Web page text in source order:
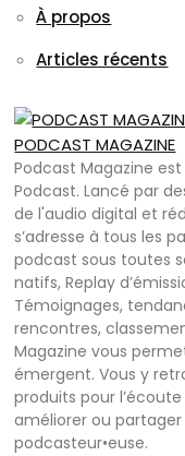
À propos
Articles récents
PODCAST MAGAZINE
Podcast Magazine
Podcast. Lancé par
de l'audio digital et
s’adresse à tous les
podcast sous toutes
natifs, Replay
Témoignages,
rencontres,
Magazine vous
émergent. Vous y
produits pour
améliorer ou partager
podcasteur•euse.